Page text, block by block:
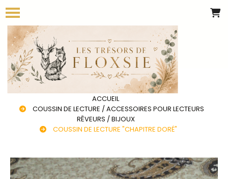
ACCUEIL
COUSSIN DE LECTURE / ACCESSOIRES POUR LECTEURS
RÊVEURS / BIJOUX
COUSSIN DE LECTURE "CHAPITRE DORÉ"